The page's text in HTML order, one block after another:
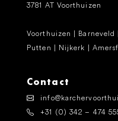
3781 AT Voorthuizen
Voorthuizen | Barneveld
Putten | Nijkerk |
Contact
+31 (0) 342 – 474